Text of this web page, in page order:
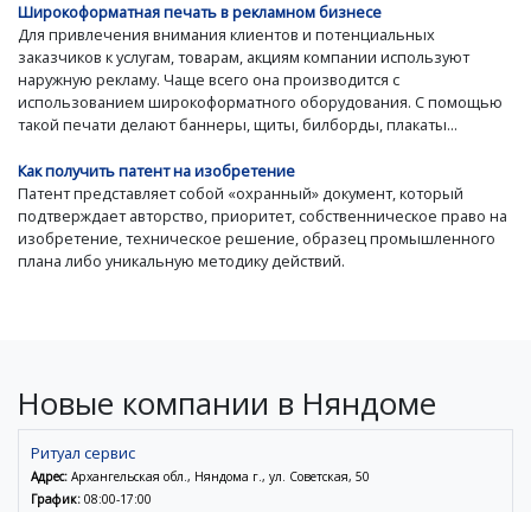
Широкоформатная печать в рекламном бизнесе
Для привлечения внимания клиентов и потенциальных
заказчиков к услугам, товарам, акциям компании используют
наружную рекламу. Чаще всего она производится с
использованием широкоформатного оборудования. С помощью
такой печати делают баннеры, щиты, билборды, плакаты...
Как получить патент на изобретение
Патент представляет собой «охранный» документ, который
подтверждает авторство, приоритет, собственническое право на
изобретение, техническое решение, образец промышленного
плана либо уникальную методику действий.
Новые компании в Няндоме
Ритуал сервис
Адрес: Архангельская обл., Няндома г., ул. Советская, 50
График: 08:00-17:00